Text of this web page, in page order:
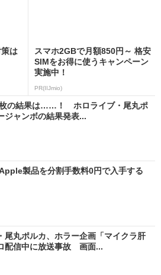
は
スマホ2GBで月額850円～ 格安
SIMをお得に使うキャンペーン
実施中！
PR(IIJmio)
の結果は……！ ホロライブ・尾丸ポ
ジャンボの結果発表...
製品を分割手数料0円で入手する
尾丸ポルカ、ホラー企画「マイクラ肝
配信中に放送事故 画面...